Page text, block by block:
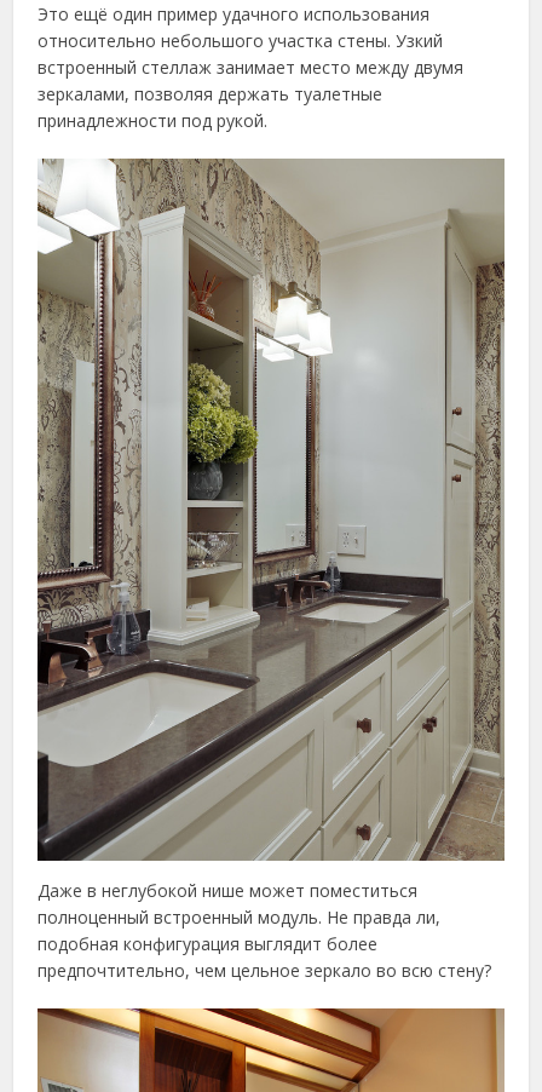
Это ещё один пример удачного использования
относительно небольшого участка стены. Узкий
встроенный стеллаж занимает место между двумя
зеркалами, позволяя держать туалетные
принадлежности под рукой.
Даже в неглубокой нише может поместиться
полноценный встроенный модуль. Не правда ли,
подобная конфигурация выглядит более
предпочтительно, чем цельное зеркало во всю стену?